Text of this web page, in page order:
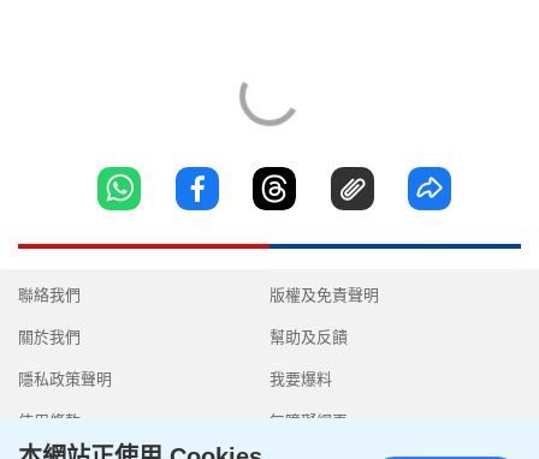
聯絡我們
關於我們
隱私政策聲明
使用條款
版權及免責聲明
幫助及反饋
我要爆料
無障礙網頁